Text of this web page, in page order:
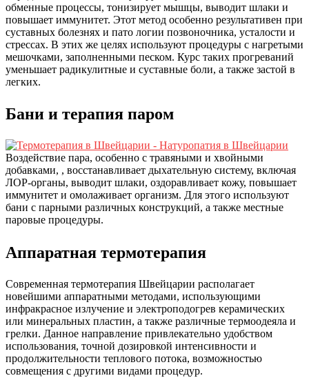
обменные процессы, тонизирует мышцы, выводит шлаки и
повышает иммунитет. Этот метод особенно результативен при
суставных болезнях и пато логии позвоночника, усталости и
стрессах. В этих же целях используют процедуры с нагретыми
мешочками, заполненными песком. Курс таких прогреваний
уменьшает радикулитные и суставные боли, а также застой в
легких.
Бани и терапия паром
Воздействие пара, особенно с травяными и хвойными
добавками, , восстанавливает дыхательную систему, включая
ЛОР-органы, выводит шлаки, оздоравливает кожу, повышает
иммунитет и омолаживает организм. Для этого используют
бани с парными различных конструкций, а также местные
паровые процедуры.
Аппаратная термотерапия
Современная термотерапия Швейцарии располагает
новейшими аппаратными методами, использующими
инфракрасное излучение и электроподогрев керамических
или минеральных пластин, а также различные термоодеяла и
грелки. Данное направление привлекательно удобством
использования, точной дозировкой интенсивности и
продолжительности теплового потока, возможностью
совмещения с другими видами процедур.